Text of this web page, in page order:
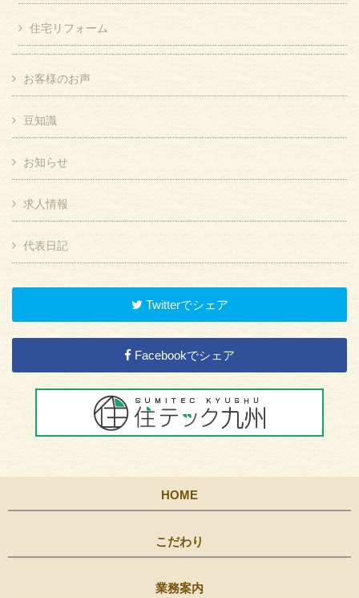
住宅リフォーム
お客様のお声
豆知識
お知らせ
求人情報
代表日記
Twitterでシェア
Facebookでシェア
HOME
こだわり
業務案内